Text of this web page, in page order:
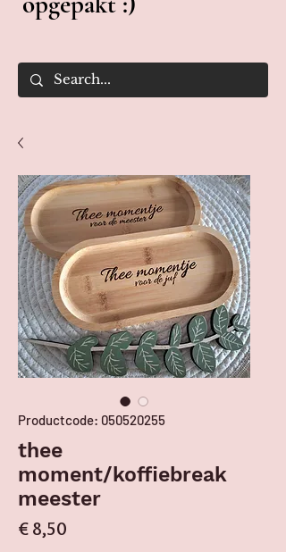
Productcode: 050520255
thee
moment/koffiebreak
meester
€ 8,50Prijs